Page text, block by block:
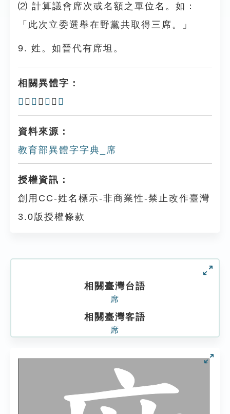
⑵ 計算議會席次或名額之單位名。如：
「此次立委選舉在野黨共取得三席。」
9. 姓。如晉代有席坦。
相關異體字：
𠩌 、 𠩛 、 𥔆 、 廗
資料來源：
教育部異體字字典_席
授權資訊：
創用CC-姓名標示-非商業性-禁止改作臺灣
3.0版授權條款
相關臺灣台語
席
相關臺灣客語
席